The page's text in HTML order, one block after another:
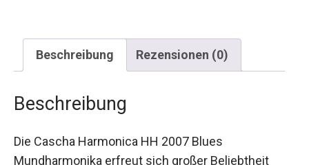
Beschreibung Rezensionen (0)
Beschreibung
Die Cascha Harmonica HH 2007 Blues
Mundharmonika erfreut sich großer Beliebtheit